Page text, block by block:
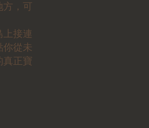
方，可
上接連
你從未
真正寶